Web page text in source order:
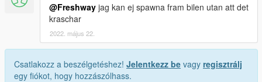
@Freshway jag kan ej spawna fram bilen utan att det
kraschar
2022. május 22.
Csatlakozz a beszélgetéshez! Jelentkezz be vagy regisztrálj
egy fiókot, hogy hozzászólhass.